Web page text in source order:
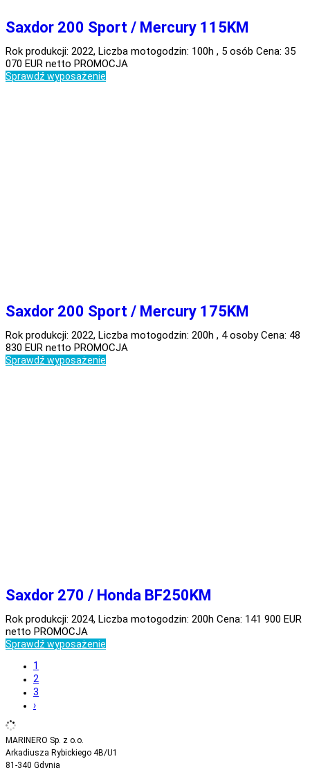
Saxdor 200 Sport / Mercury 115KM
Rok produkcji: 2022, Liczba motogodzin: 100h , 5 osób Cena: 35
070 EUR netto PROMOCJA
Sprawdź wyposażenie
Saxdor 200 Sport / Mercury 175KM
Rok produkcji: 2022, Liczba motogodzin: 200h , 4 osoby Cena: 48
830 EUR netto PROMOCJA
Sprawdź wyposażenie
Saxdor 270 / Honda BF250KM
Rok produkcji: 2024, Liczba motogodzin: 200h Cena: 141 900 EUR
netto PROMOCJA
Sprawdź wyposażenie
1
2
3
›
MARINERO Sp. z o.o.
Arkadiusza Rybickiego 4B/U1
81-340 Gdynia